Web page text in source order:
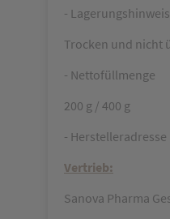
-
Trocken und nicht
- Nettofüllmenge
200 g / 400 g
- Herstelleradresse
Vertrieb:
Sanova Pharma